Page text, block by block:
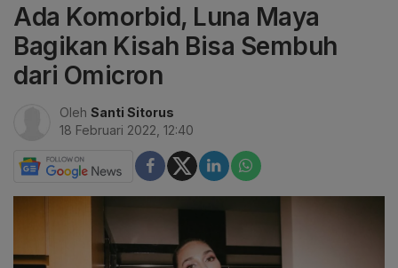
Ada Komorbid, Luna Maya
Bagikan Kisah Bisa Sembuh
dari Omicron
Oleh Santi Sitorus
18 Februari 2022, 12:40